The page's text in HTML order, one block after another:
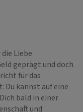
Liebe
geprägt und doch
für das
Du kannst auf eine
bald in einer
und